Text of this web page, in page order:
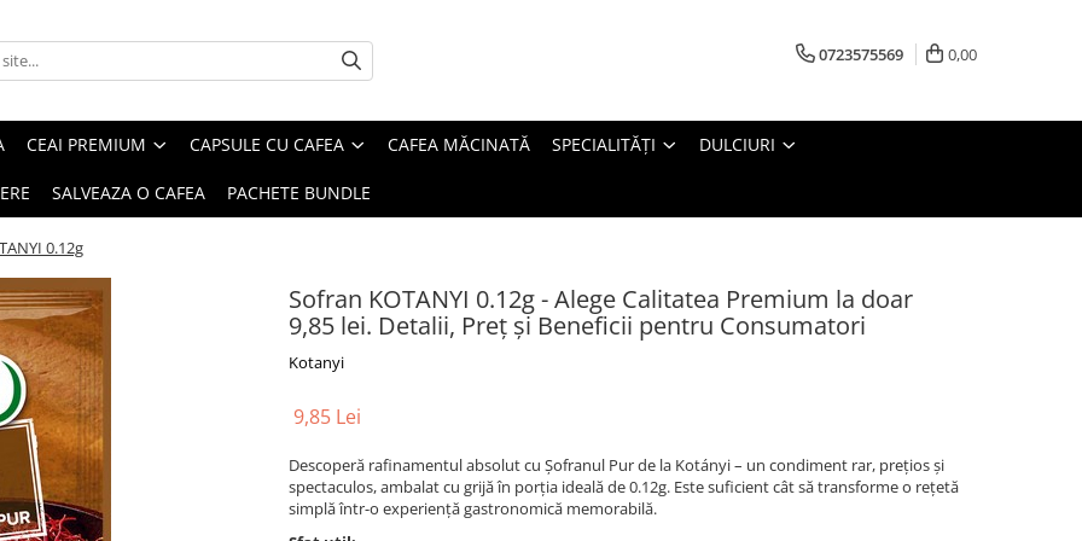
0723575569 0,00
CEAI PREMIUM CAPSULE CU CAFEA CAFEA MĂCINATĂ SPECIALITĂȚI DULCIURI
SALVEAZA O CAFEA PACHETE BUNDLE
0.12g
Sofran KOTANYI 0.12g - Alege Calitatea Premium la doar
9,85 lei. Detalii, Preț și Beneficii pentru Consumatori
Kotanyi
9,85 Lei
Descoperă rafinamentul absolut cu Șofranul Pur de la Kotányi – un condiment rar, prețios și
spectaculos, ambalat cu grijă în porția ideală de 0.12g. Este suficient cât să transforme o rețetă
simplă într-o experiență gastronomică memorabilă.